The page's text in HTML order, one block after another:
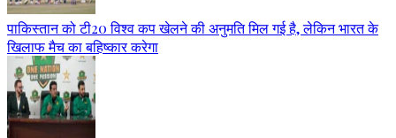
पाकिस्तान को टी20 विश्व कप खेलने की अनुमति मिल गई है, लेकिन भारत के
खिलाफ मैच का बहिष्कार करेगा